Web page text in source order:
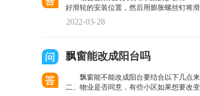
好滑轮的安装位置，然后用膨胀螺丝钉将
2022-03-28
飘窗能改成阳台吗
飘窗能不能改成阳台要结合以下几点
二、物业是否同意，有些小区如果想要改